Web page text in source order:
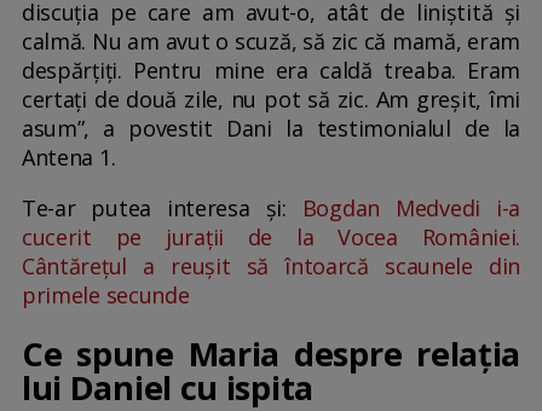
discuția pe care am avut-o, atât de liniștită și
calmă. Nu am avut o scuză, să zic că mamă, eram
despărțiți. Pentru mine era caldă treaba. Eram
certați de două zile, nu pot să zic. Am greșit, îmi
asum”, a povestit Dani la testimonialul de la
Antena 1.
Te-ar putea interesa și: Bogdan Medvedi i-a
cucerit pe jurații de la Vocea României.
Cântărețul a reușit să întoarcă scaunele din
primele secunde
Ce spune Maria despre relația
lui Daniel cu ispita